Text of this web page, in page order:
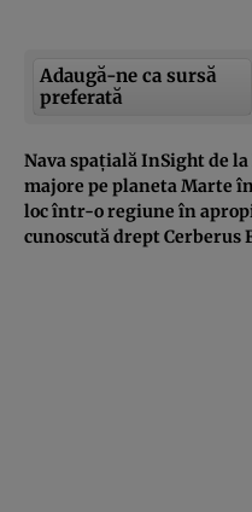
Adaugă-ne ca sursă
preferată
Nava spațială InSight de
majore pe planeta Marte
loc într-o regiune în
cunoscută drept Cerberus